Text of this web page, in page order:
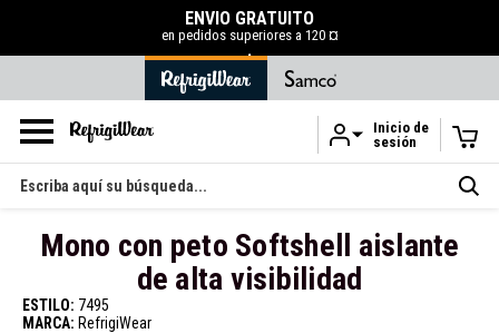
Ir al contenido principal
ENVÍO GRATUITO
en pedidos superiores a 120 ¤
.
Inicio de
sesión
Buscar
en
Mono con peto Softshell aislante
de alta visibilidad
ESTILO: 7495
MARCA: RefrigiWear